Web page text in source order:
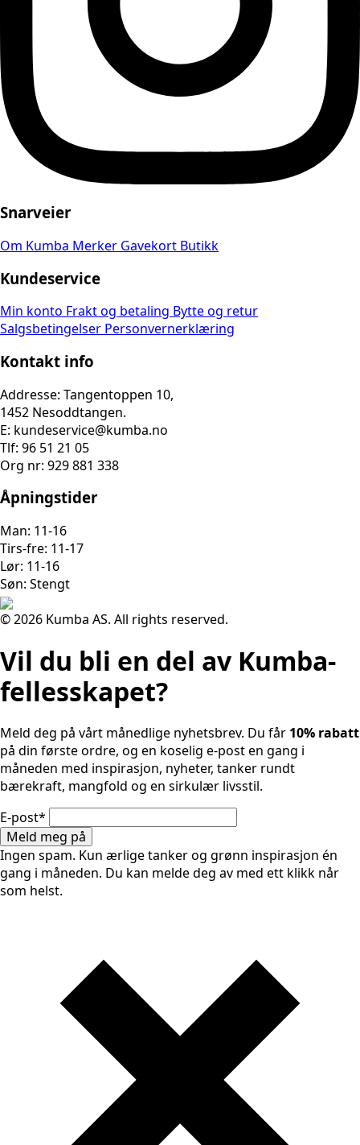
Snarveier
Om Kumba Merker Gavekort Butikk
Kundeservice
Min konto Frakt og betaling Bytte og retur
Salgsbetingelser Personvernerklæring
Kontakt info
Addresse: Tangentoppen 10,
1452 Nesoddtangen.
E: kundeservice@kumba.no
Tlf: 96 51 21 05
Org nr: 929 881 338
Åpningstider
Man: 11-16
Tirs-fre: 11-17
Lør: 11-16
Søn: Stengt
© 2026 Kumba AS. All rights reserved.
Vil du bli en del av Kumba-
fellesskapet?
Meld deg på vårt månedlige nyhetsbrev. Du får 10% rabatt
på din første ordre, og en koselig e-post en gang i
måneden med inspirasjon, nyheter, tanker rundt
bærekraft, mangfold og en sirkulær livsstil.
E-post*
Meld meg på
Ingen spam. Kun ærlige tanker og grønn inspirasjon én
gang i måneden. Du kan melde deg av med ett klikk når
som helst.